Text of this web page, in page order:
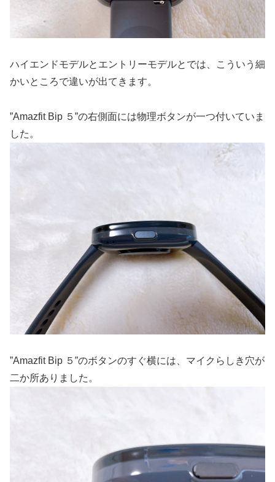
ハイエンドモデルとエントリーモデルとでは、こういう細
かいところで違いが出てきます。
”Amazfit Bip ５”の右側面には物理ボタンが一つ付いていま
した。
”Amazfit Bip ５”のボタンのすぐ横には、マイクらしき穴が
二か所ありました。